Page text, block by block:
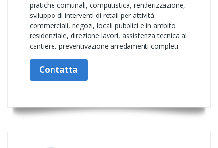
pratiche comunali, computistica, renderizzazione,
sviluppo di interventi di retail per attività
commerciali, negozi, locali pubblici e in ambito
residenziale, direzione lavori, assistenza tecnica al
cantiere, preventivazione arredamenti completi.
Contatta